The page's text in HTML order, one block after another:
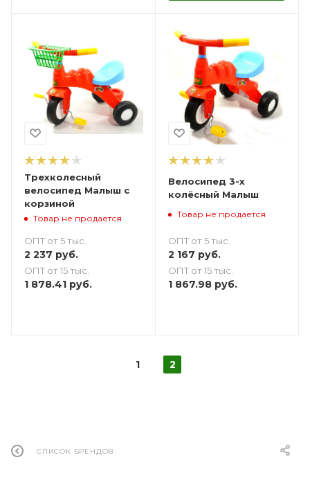
Трехколесный
велосипед Малыш с
корзиной
Товар не продается
ОПТ от 5 тыс.
2 237 руб.
ОПТ от 15 тыс.
1 878.41 руб.
Велосипед 3-х
колёсный Малыш
Товар не продается
ОПТ от 5 тыс.
2 167 руб.
ОПТ от 15 тыс.
1 867.98руб.
1 2
СПИСОК БРЕНДОВ